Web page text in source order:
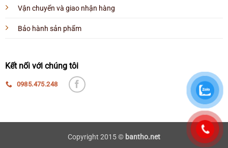
Vận chuyển và giao nhận hàng
Bảo hành sản phẩm
Kết nối với chúng tôi
0985.475.248
Copyright 2015 © bantho.net